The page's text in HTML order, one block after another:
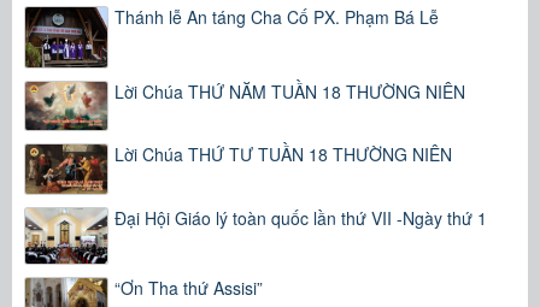
Thánh lễ An táng Cha Cố PX. Phạm Bá Lễ
Lời Chúa THỨ NĂM TUẦN 18 THƯỜNG NIÊN
Lời Chúa THỨ TƯ TUẦN 18 THƯỜNG NIÊN
Đại Hội Giáo lý toàn quốc lần thứ VII -Ngày thứ 1
“Ơn Tha thứ Assisi”